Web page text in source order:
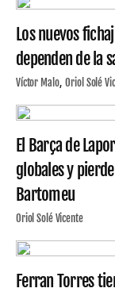
Los nuevos
dependen de la
Víctor Malo Oriol Solé
El Barça de
globales y
Bartomeu
Oriol Solé Vicente
Ferran Torres